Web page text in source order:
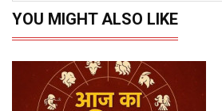
YOU MIGHT ALSO LIKE